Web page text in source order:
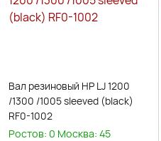
Вал резиновый HP LJ 1200
/1300 /1005 sleeved (black)
RF0-1002
Ростов: 0 Москва: 45